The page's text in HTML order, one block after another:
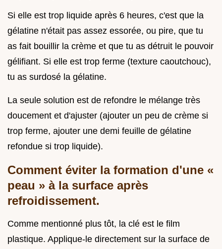
Si elle est trop liquide après 6 heures, c'est que la
gélatine n'était pas assez essorée, ou pire, que tu
as fait bouillir la crème et que tu as détruit le pouvoir
gélifiant. Si elle est trop ferme (texture caoutchouc),
tu as surdosé la gélatine.
La seule solution est de refondre le mélange très
doucement et d'ajuster (ajouter un peu de crème si
trop ferme, ajouter une demi feuille de gélatine
refondue si trop liquide).
Comment éviter la formation d'une «
peau » à la surface après
refroidissement.
Comme mentionné plus tôt, la clé est le film
plastique. Applique-le directement sur la surface de